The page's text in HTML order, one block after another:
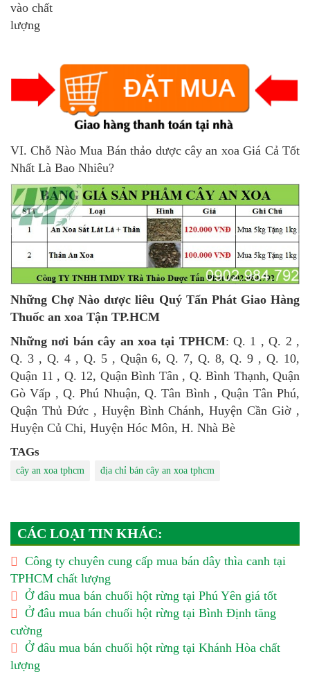
vào chất
lượng
VI. Chỗ Nào Mua Bán thảo dược cây an xoa Giá Cả Tốt
Nhất Là Bao Nhiêu?
Những Chợ Nào dược liêu Quý Tấn Phát Giao Hàng
Thuốc an xoa Tận TP.HCM
Những nơi báncây an xoatại TPHCM: Q. 1 , Q. 2 ,
Q. 3 , Q. 4 , Q. 5 , Quận 6, Q. 7, Q. 8, Q. 9 , Q. 10,
Quận 11 , Q. 12, Quận Bình Tân , Q. Bình Thạnh, Quận
Gò Vấp , Q. Phú Nhuận, Q. Tân Bình , Quận Tân Phú,
Quận Thủ Đức , Huyện Bình Chánh, Huyện Cần Giờ ,
Huyện Củ Chi, Huyện Hóc Môn, H. Nhà Bè
TAGs
cây an xoa tphcm địa chỉ bán cây an xoa tphcm
CÁC LOẠI TIN KHÁC:
Công ty chuyên cung cấp mua bán dây thìa canh tại
TPHCM chất lượng
Ở đâu mua bán chuối hột rừng tại Phú Yên giá tốt
Ở đâu mua bán chuối hột rừng tại Bình Định tăng
cường
Ở đâu mua bán chuối hột rừng tại Khánh Hòa chất
lượng